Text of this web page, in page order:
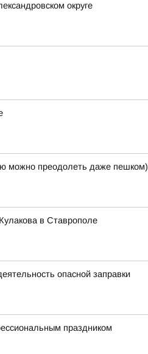
округе
можно преодолеть даже пешком)
в Ставрополе
опасной заправки
праздником